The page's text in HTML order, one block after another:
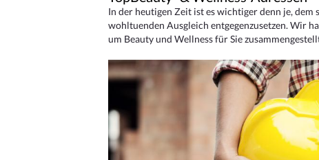
In der heutigen Zeit ist es wichtiger denn je, dem
wohltuenden Ausgleich entgegenzusetzen. Wir
um Beauty und Wellness für Sie